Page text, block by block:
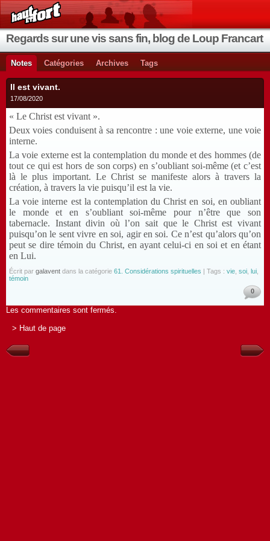
Regards sur une vis sans fin, blog de Loup Francart
Notes Catégories Archives Tags
Il est vivant.
17/08/2020
« Le Christ est vivant ».
Deux voies conduisent à sa rencontre : une voie externe, une voie
interne.
La voie externe est la contemplation du monde et des hommes (de
tout ce qui est hors de son corps) en s’oubliant soi-même (et c’est
là le plus important. Le Christ se manifeste alors à travers la
création, à travers la vie puisqu’il est la vie.
La voie interne est la contemplation du Christ en soi, en oubliant
le monde et en s’oubliant soi-même pour n’être que son
tabernacle. Instant divin où l’on sait que le Christ est vivant
puisqu’on le sent vivre en soi, agir en soi. Ce n’est qu’alors qu’on
peut se dire témoin du Christ, en ayant celui-ci en soi et en étant
en Lui.
Écrit par galavent dans la catégorie 61. Considérations spirituelles | Tags : vie soi lui
témoin
0
Les commentaires sont fermés.
> Haut de page